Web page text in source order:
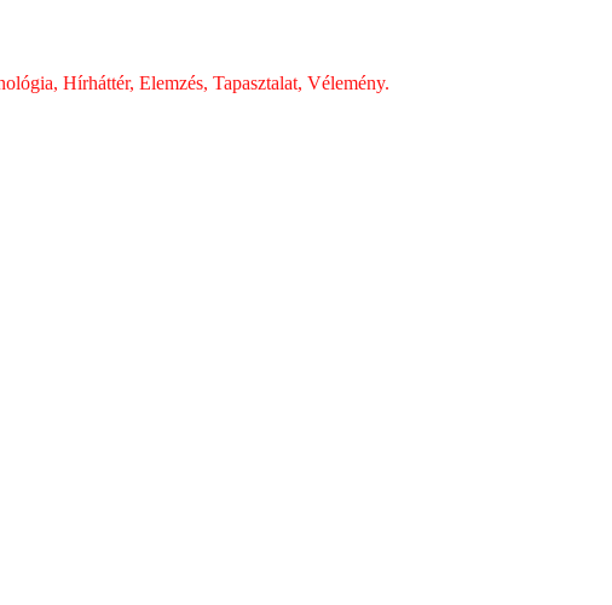
Hírháttér, Elemzés, Tapasztalat, Vélemény.